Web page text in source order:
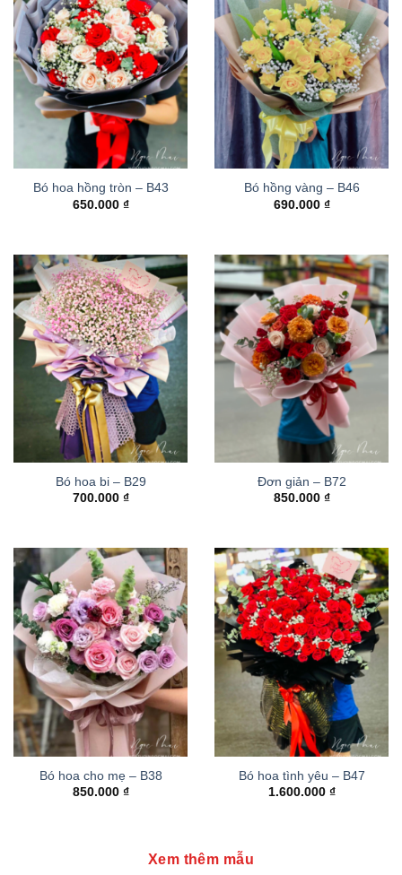
Bó hoa hồng tròn – B43
650.000 ₫
Bó hồng vàng – B46
690.000 ₫
Bó hoa bi – B29
700.000 ₫
Đơn giản – B72
850.000 ₫
Bó hoa cho mẹ – B38
850.000 ₫
Bó hoa tình yêu – B47
1.600.000 ₫
Xem thêm mẫu